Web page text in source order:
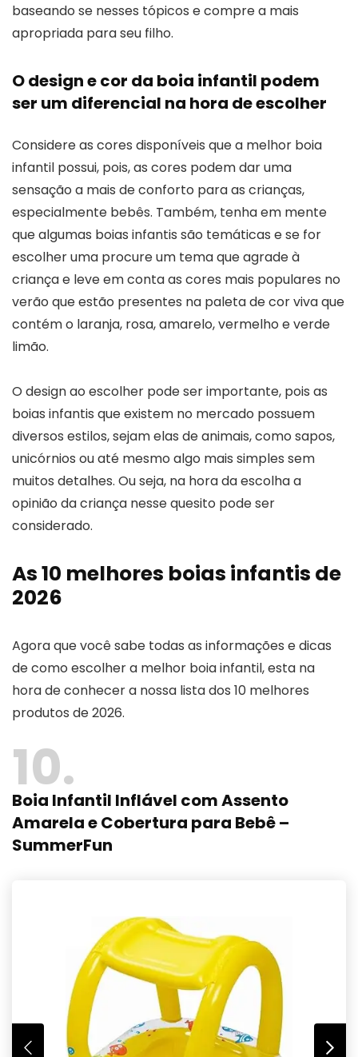
baseando se nesses tópicos e compre a mais
apropriada para seu filho.
O design e cor da boia infantil podem
ser um diferencial na hora de escolher
Considere as cores disponíveis que a melhor boia
infantil possui, pois, as cores podem dar uma
sensação a mais de conforto para as crianças,
especialmente bebês. Também, tenha em mente
que algumas boias infantis são temáticas e se for
escolher uma procure um tema que agrade à
criança e leve em conta as cores mais populares no
verão que estão presentes na paleta de cor viva que
contém o laranja, rosa, amarelo, vermelho e verde
limão.
O design ao escolher pode ser importante, pois as
boias infantis que existem no mercado possuem
diversos estilos, sejam elas de animais, como sapos,
unicórnios ou até mesmo algo mais simples sem
muitos detalhes. Ou seja, na hora da escolha a
opinião da criança nesse quesito pode ser
considerado.
As 10 melhores boias infantis de
2026
Agora que você sabe todas as informações e dicas
de como escolher a melhor boia infantil, esta na
hora de conhecer a nossa lista dos 10 melhores
produtos de 2026.
10
Boia Infantil Inflável com Assento
Amarela e Cobertura para Bebê –
SummerFun